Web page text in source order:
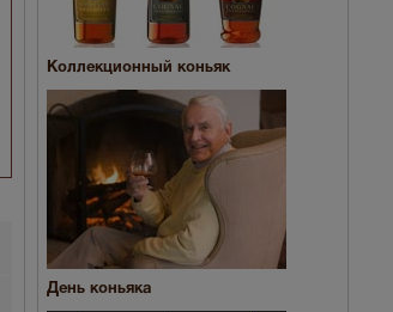
Коллекционный коньяк
День коньяка